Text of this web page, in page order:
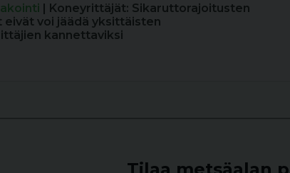
| Koneyrittäjät: Sikaruttorajoitusten
eivät voi jäädä yksittäisten
kannettaviksi
Tilaa metsäalan